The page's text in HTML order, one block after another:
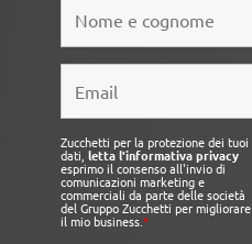
Zucchetti per la protezione dei tuoi
dati, letta l'informativa privacy
esprimo il consenso all'invio di
comunicazioni marketing e
commerciali da parte delle società
del Gruppo Zucchetti per migliorare
il mio business.*